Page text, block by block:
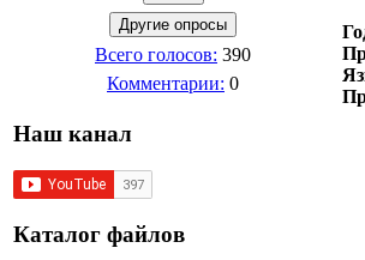
Всего голосов: 390
Комментарии: 0
Наш канал
Каталог файлов